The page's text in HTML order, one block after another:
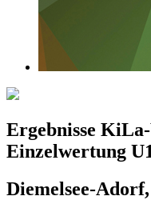
Ergebnisse
Einzelwertung
Diemelsee-